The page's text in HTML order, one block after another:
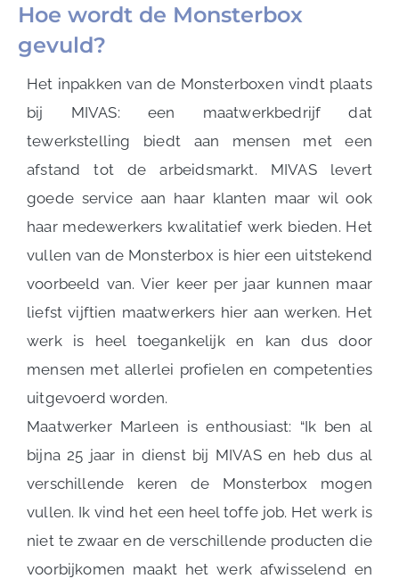
Hoe wordt de Monsterbox
gevuld?
Het inpakken van de Monsterboxen vindt plaats
bij MIVAS: een maatwerkbedrijf dat
tewerkstelling biedt aan mensen met een
afstand tot de arbeidsmarkt. MIVAS levert
goede service aan haar klanten maar wil ook
haar medewerkers kwalitatief werk bieden. Het
vullen van de Monsterbox is hier een uitstekend
voorbeeld van. Vier keer per jaar kunnen maar
liefst vijftien maatwerkers hier aan werken. Het
werk is heel toegankelijk en kan dus door
mensen met allerlei profielen en competenties
uitgevoerd worden.
Maatwerker Marleen is enthousiast: “Ik ben al
bijna 25 jaar in dienst bij MIVAS en heb dus al
verschillende keren de Monsterbox mogen
vullen. Ik vind het een heel toffe job. Het werk is
niet te zwaar en de verschillende producten die
voorbijkomen maakt het werk afwisselend en